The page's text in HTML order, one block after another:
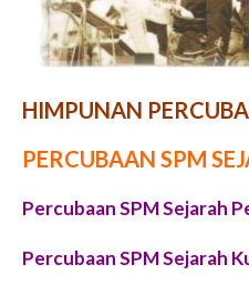
HIMPUNAN
PERCUBAAN SPM
Percubaan SPM Sejarah
Percubaan SPM Sejarah